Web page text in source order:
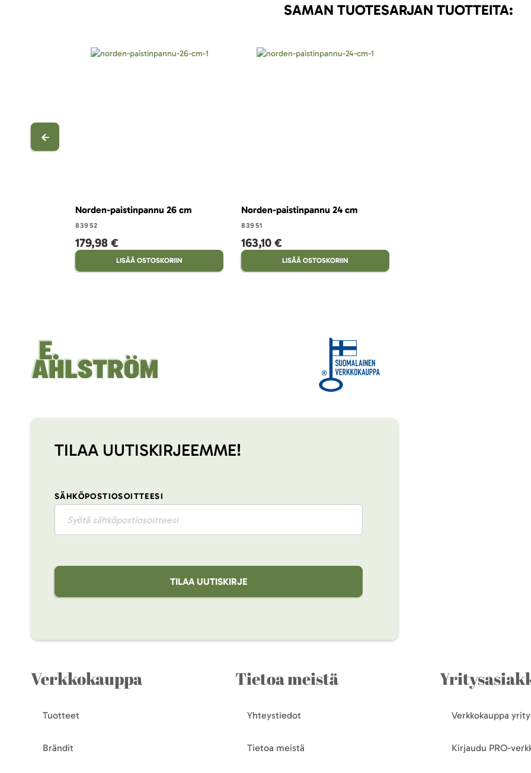
SAMAN TUOTESARJAN TUOTTEITA:
Norden-paistinpannu 26 cm
83952
179,98 €
LISÄÄ OSTOSKORIIN
Norden-paistinpannu 24 cm
83951
163,10 €
LISÄÄ OSTOSKORIIN
TILAA UUTISKIRJEEMME!
SÄHKÖPOSTIOSOITTEESI
TILAA UUTISKIRJE
Verkkokauppa
Tuotteet
Brändit
Tietoa meistä
Yhteystiedot
Tietoa meistä
Verkkokauppa
Kirjaudu PRO-